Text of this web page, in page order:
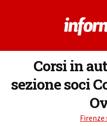
Corsi in
sezione soci
Firenze